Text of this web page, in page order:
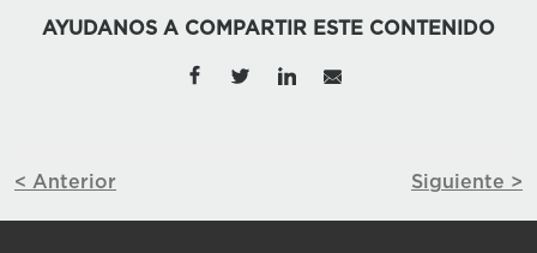
AYUDANOS A COMPARTIR ESTE CONTENIDO
< Anterior Siguiente >